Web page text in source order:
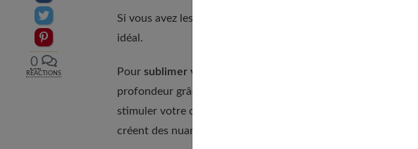
Partager sur Twitter
Epingler sur Pinterest
0
RÉACTIONS
Si vous avez les cheveux courts, pensez à les
idéal.
Poursublimer votre coupe
profondeur grâce à ses reflets soyeux. Par ailleurs, au
stimuler votre cheveu dès la racine et lui donner du volume.
créent des nuances de teintes et donnent ainsi la sensation